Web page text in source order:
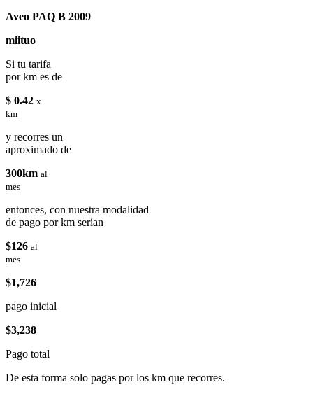
Aveo PAQ B 2009
miituo
Si tu tarifa
por km es de
$ 0.42 x
km
y recorres un
aproximado de
300km al
mes
entonces, con nuestra modalidad
de pago por km serían
$126 al
mes
$1,726
pago inicial
$3,238
Pago total
De esta forma solo pagas por los km que recorres.